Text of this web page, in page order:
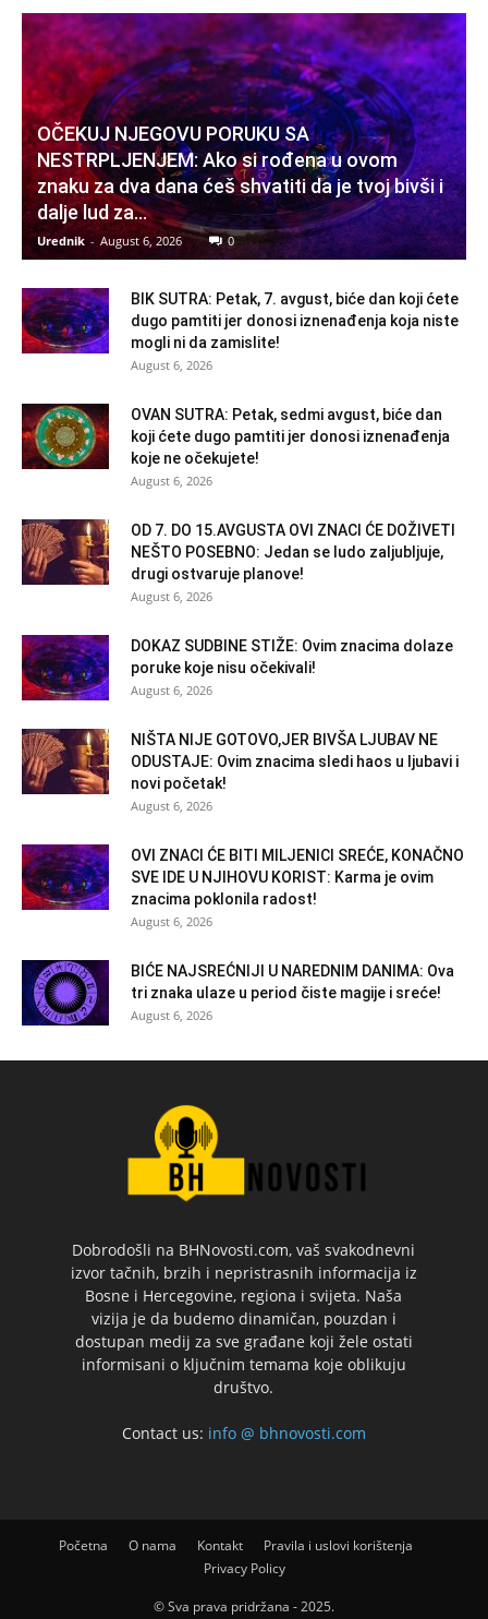
OČEKUJ NJEGOVU PORUKU SA
NESTRPLJENJEM: Ako si rođena u ovom
znaku za dva dana ćeš shvatiti da je tvoj bivši i
dalje lud za...
Urednik - August 6, 2026 0
BIK SUTRA: Petak, 7. avgust, biće dan koji ćete
dugo pamtiti jer donosi iznenađenja koja niste
mogli ni da zamislite!
August 6, 2026
OVAN SUTRA: Petak, sedmi avgust, biće dan
koji ćete dugo pamtiti jer donosi iznenađenja
koje ne očekujete!
August 6, 2026
OD 7. DO 15.AVGUSTA OVI ZNACI ĆE DOŽIVETI
NEŠTO POSEBNO: Jedan se ludo zaljubljuje,
drugi ostvaruje planove!
August 6, 2026
DOKAZ SUDBINE STIŽE: Ovim znacima dolaze
poruke koje nisu očekivali!
August 6, 2026
NIŠTA NIJE GOTOVO,JER BIVŠA LJUBAV NE
ODUSTAJE: Ovim znacima sledi haos u ljubavi i
novi početak!
August 6, 2026
OVI ZNACI ĆE BITI MILJENICI SREĆE, KONAČNO
SVE IDE U NJIHOVU KORIST: Karma je ovim
znacima poklonila radost!
August 6, 2026
BIĆE NAJSREĆNIJI U NAREDNIM DANIMA: Ova
tri znaka ulaze u period čiste magije i sreće!
August 6, 2026
Dobrodošli na BHNovosti.com, vaš svakodnevni
izvor tačnih, brzih i nepristrasnih informacija iz
Bosne i Hercegovine, regiona i svijeta. Naša
vizija je da budemo dinamičan, pouzdan i
dostupan medij za sve građane koji žele ostati
informisani o ključnim temama koje oblikuju
društvo.
Contact us: info @ bhnovosti.com
Početna O nama Kontakt
Pravila i uslovi korištenja
Privacy Policy
© Sva prava pridržana - 2025.